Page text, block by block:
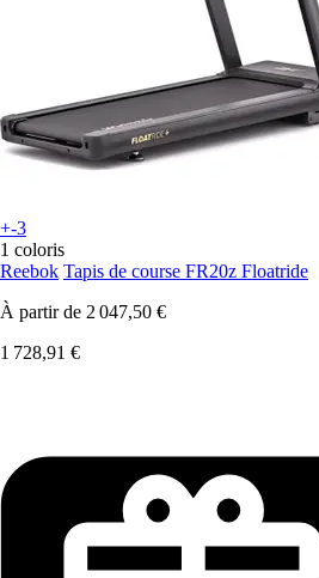
+-3
1 coloris
Reebok Tapis de course FR20z Floatride
À partir de 2 047,50 €
1 728,91 €